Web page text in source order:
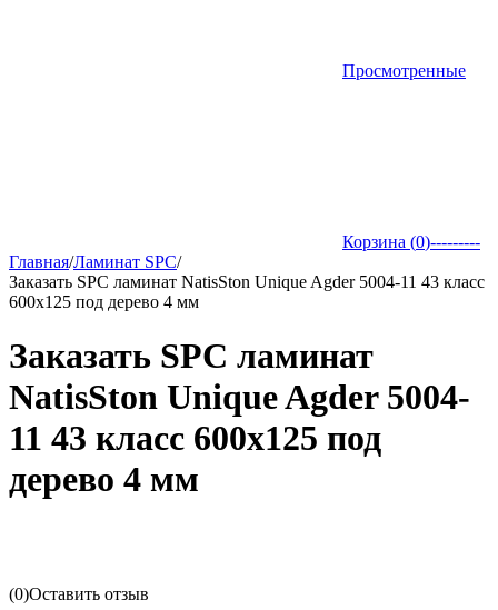
Просмотренные
Корзина (0)---------
Главная/Ламинат SPC/
Заказать SPC ламинат NatisSton Unique Agder 5004-11 43 класс
600х125 под дерево 4 мм
Заказать SPC ламинат
NatisSton Unique Agder 5004-
11 43 класс 600х125 под
дерево 4 мм
(0)Оставить отзыв